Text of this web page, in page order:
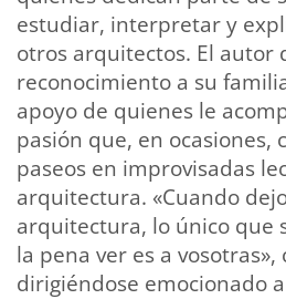
estudiar, interpretar y
otros arquitectos. El autor
reconocimiento a su
apoyo de quienes le
pasión que, en ocasiones,
paseos en improvisadas
arquitectura. «Cuando
arquitectura, lo único que
la pena ver es a vosotras»,
dirigiéndose emocionado